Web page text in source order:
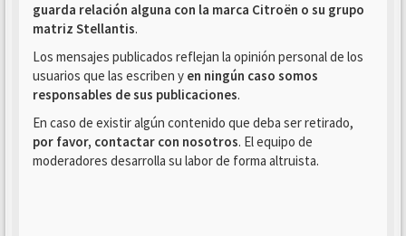
guarda relación alguna con la marca Citroën o su grupo
matriz Stellantis.
Los mensajes publicados reflejan la opinión personal de los
usuarios que las escriben y en ningún caso somos
responsables de sus publicaciones.
En caso de existir algún contenido que deba ser retirado,
por favor, contactar con nosotros. El equipo de
moderadores desarrolla su labor de forma altruista.